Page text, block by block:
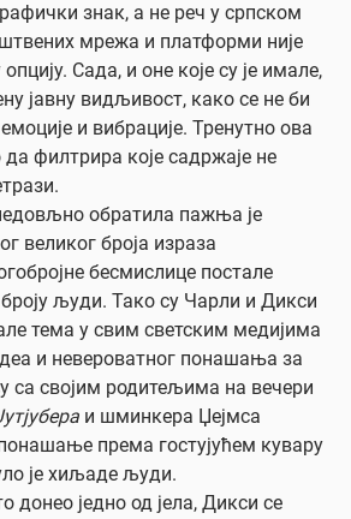
знак, а не реч у српском
мрежа и платформи није
Сада, и оне које су је имале,
јавну видљивост, како се не би
и вибрације. Тренутно ова
филтрира које садржаје не
обратила пажња је
великог броја израза
бесмислице постале
људи. Тако су Чарли и Дикси
тема у свим светским медијима
и невероватног понашања за
са својим родитељима на вечери
и шминкера Џејмса
према гостујућем кувару
је хиљаде људи.
донео једно од јела, Дикси се